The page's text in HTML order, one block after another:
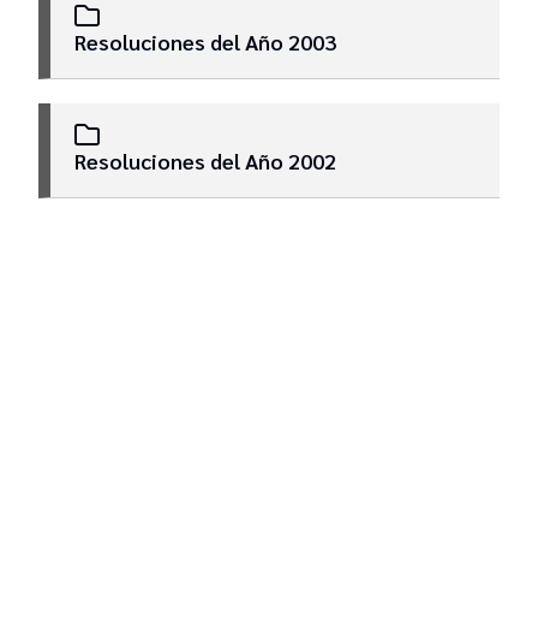
Resoluciones del Año 2003
Resoluciones del Año 2002